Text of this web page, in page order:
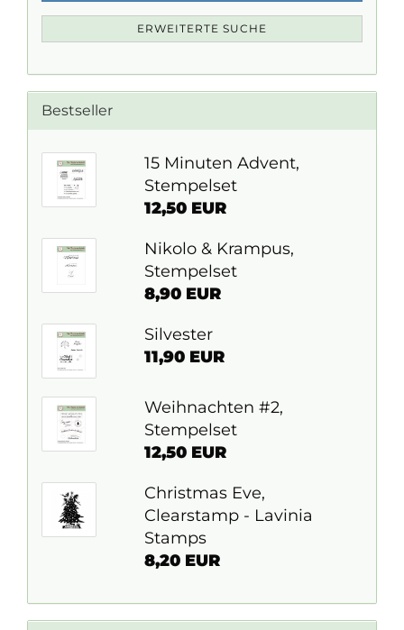
ERWEITERTE SUCHE
Bestseller
15 Minuten Advent,
Stempelset
12,50 EUR
Nikolo & Krampus,
Stempelset
8,90 EUR
Silvester
11,90 EUR
Weihnachten #2,
Stempelset
12,50 EUR
Christmas Eve,
Clearstamp - Lavinia
Stamps
8,20 EUR